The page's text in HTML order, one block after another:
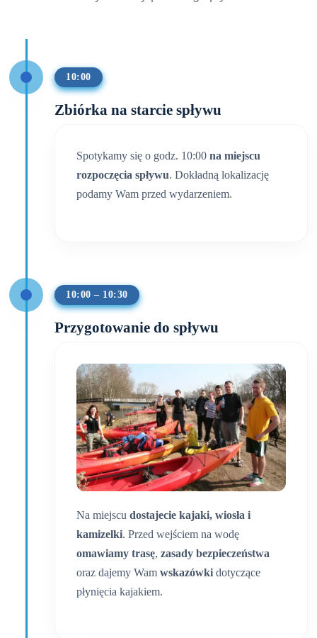
10:00
Zbiórka na starcie spływu
Spotykamy się o godz. 10:00na miejscu
rozpoczęcia spływu. Dokładną lokalizację
podamy Wam przed wydarzeniem.
10:00 – 10:30
Przygotowanie do spływu
Na miejscudostajecie kajaki, wiosła i
kamizelki. Przed wejściem na wodę
omawiamy trasę,zasady bezpieczeństwa
oraz dajemy Wamwskazówkidotyczące
płynięcia kajakiem.